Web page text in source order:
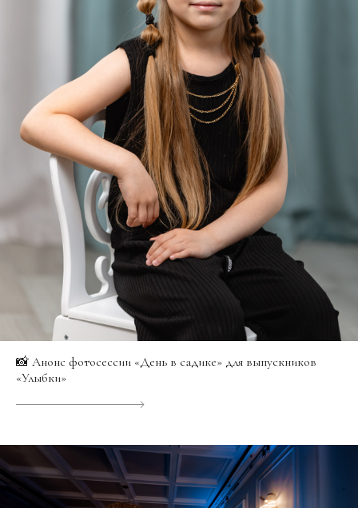
📸 Анонс фотосессии «День в садике» для выпускников
«Улыбки»